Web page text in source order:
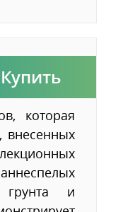
Купить
которая
внесенных
грунта и